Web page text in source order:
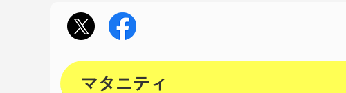
マタニティ